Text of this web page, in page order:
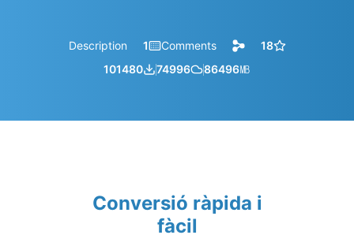
Description 1 Comments
18
101480
74996 86496㎆︎
Conversió ràpida i
fàcil